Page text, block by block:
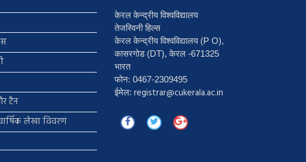
टैन
लेखा विवरण
केरल केन्द्रीय विश्वविद्यालय
तेजस्विनी हिल्स
केरल केन्द्रीय विश्वविद्यालय (P O),
कासरगोड (DT), केरल -671325
भारत
फोन: 0467-2309495
ईमेल: registrar@cukerala.ac.in